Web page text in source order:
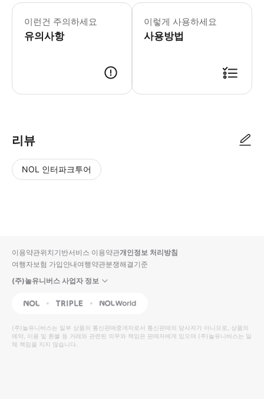
이런건 주의하세요
유의사항
월요일-목요일: 12:00-22:00 입장 마
홍콩 관람차에 탑승하여 지상 60m
이렇게 사용하세요
사용방법
리뷰
NOL 인터파크투어
입니
다.
높
은
순
동
영
상
순
상
이용약관위치기반서비스 이용약관개인정보 처리방침
여행자보험 가입안내여행약관분쟁해결기준
(주)놀유니버스 사업자 정보
NOL Triple Interpark Global
(주)놀유니버스는 일부 상품의 통신판매중개자로서 통신판매의 당사자가 아니므로, 상품의
예약, 이용 및 환불 등 거래와 관련된 의무와 책임은 판매자에게 있으며 (주)놀유니버스는 일
체 책임을 지지 않습니다.